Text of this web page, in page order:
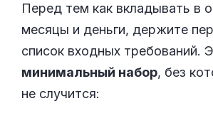
Перед тем как вкладывать в
месяцы и деньги, держите
список входных требований.
минимальный набор, без
не случится: